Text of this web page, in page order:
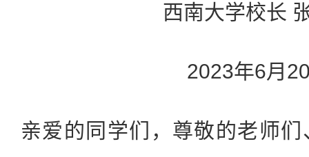
西南大学校长
2023年6月
亲爱的同学们，尊敬的老师